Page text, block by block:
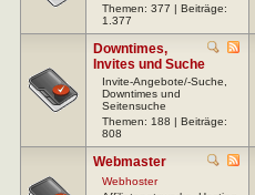
Themen: 377 | Beiträge:
1.377
Downtimes,
Invites und Suche
Invite-Angebote/-Suche,
Downtimes und
Seitensuche
Themen: 188 | Beiträge:
808
Webmaster
Webhoster